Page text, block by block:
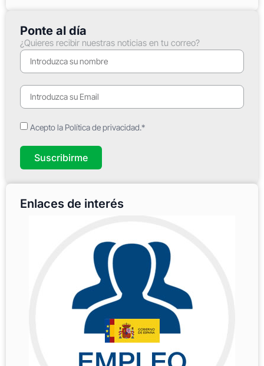
Ponte al día
¿Quieres recibir nuestras noticias en tu correo?
Acepto la Política de privacidad.*
Suscribirme
Enlaces de interés